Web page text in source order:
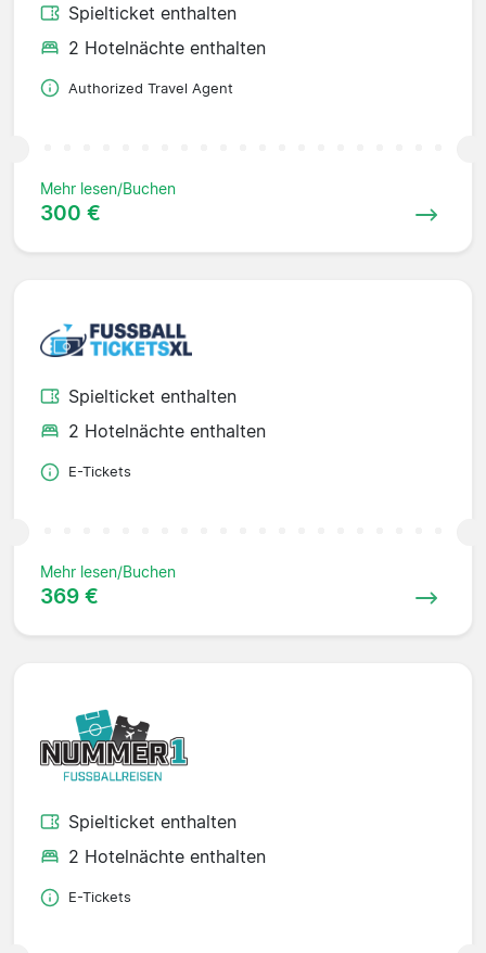
Spielticket enthalten
2 Hotelnächte enthalten
Authorized Travel Agent
Mehr lesen/Buchen
300 €
Spielticket enthalten
2 Hotelnächte enthalten
E-Tickets
Mehr lesen/Buchen
369 €
Spielticket enthalten
2 Hotelnächte enthalten
E-Tickets